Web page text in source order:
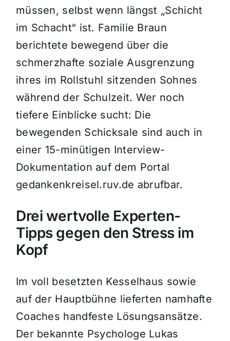
müssen, selbst wenn längst „Schicht
im Schacht“ ist. Familie Braun
berichtete bewegend über die
schmerzhafte soziale Ausgrenzung
ihres im Rollstuhl sitzenden Sohnes
während der Schulzeit. Wer noch
tiefere Einblicke sucht: Die
bewegenden Schicksale sind auch in
einer 15-minütigen Interview-
Dokumentation auf dem Portal
gedankenkreisel.ruv.de abrufbar.
Drei wertvolle Experten-
Tipps gegen den Stress im
Kopf
Im voll besetzten Kesselhaus sowie
auf der Hauptbühne lieferten namhafte
Coaches handfeste Lösungsansätze.
Der bekannte Psychologe Lukas